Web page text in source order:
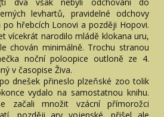
levhartů, pravidelné odchovy
po hřebcích Lonovi a později Hopovi.
vícekrát narodilo mládě klokana uru,
chován minimálně. Trochu stranou
noční poloopice outloně ze 4.
v časopise Živa.
dnešek přineslo plzeňské zoo tolik
vydalo na samostatnou knihu.
začali množit vzácní přímorožci